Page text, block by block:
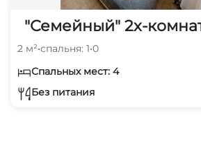
"Семейный" 2х-
2 м²•спальня: 1•0
Спальных мест: 4
Без питания